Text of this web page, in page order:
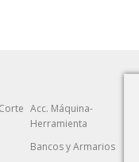
Acc. Máquina-
Herramienta
Bancos y Armarios